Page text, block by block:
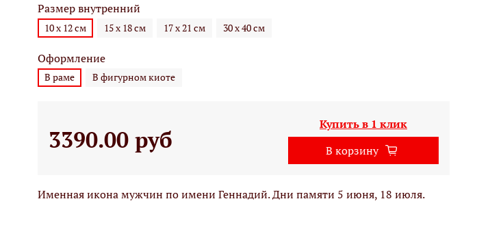
Размер внутренний
10 х 12 см 15 х 18 см 17 х 21 см 30 х 40 см
Оформление
В раме В фигурном киоте
3390.00 руб
Купить в 1 клик
В корзину
Именная икона мужчин по имени Геннадий. Дни памяти 5 июня, 18 июля.